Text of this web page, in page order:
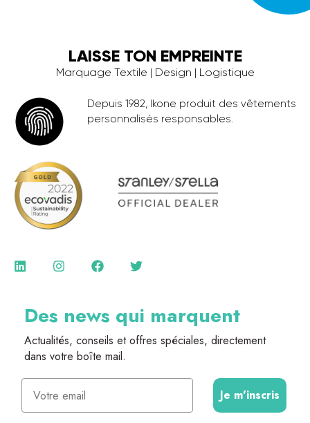
LAISSE TON EMPREINTE
Marquage Textile | Design | Logistique
Depuis 1982, Ikone produit des vêtements
personnalisés responsables.
Des news qui marquent
Actualités, conseils et offres spéciales, directement
dans votre boîte mail.
Email
Je m'inscris